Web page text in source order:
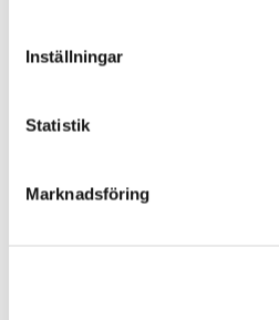
Inställningar
Statistik
Marknadsföring
KONTAKT
Besöksadress
Box 18, 295 21 Bromölla